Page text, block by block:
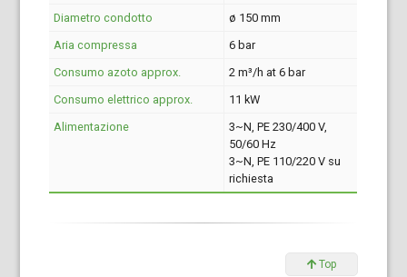
Diametro condotto
ø 150 mm
Aria compressa
6 bar
Consumo azoto approx.
2 m³/h at 6 bar
Consumo elettrico approx.
11 kW
Alimentazione
3~N, PE 230/400 V,
50/60 Hz
3~N, PE 110/220 V su
richiesta
Top